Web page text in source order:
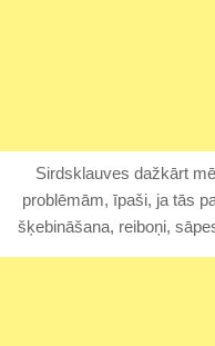
Sirdsklauves dažkārt
problēmām, īpaši, ja tās
šķebināšana, reiboņi,